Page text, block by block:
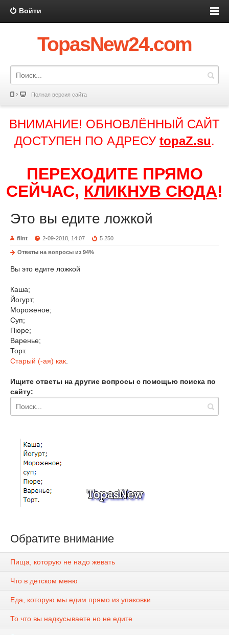
Войти
TopasNew24.com
Полная версия сайта
ВНИМАНИЕ! ОБНОВЛЁННЫЙ САЙТ
ДОСТУПЕН ПО АДРЕСУ topaZ.su.
ПЕРЕХОДИТЕ ПРЯМО
СЕЙЧАС, КЛИКНУВ СЮДА!
Это вы едите ложкой
flint 2-09-2018, 14:07 5 250
Ответы на вопросы из 94%
Вы это едите ложкой
Каша;
Йогурт;
Мороженое;
Суп;
Пюре;
Варенье;
Торт.
Старый (-ая) как
Ищите ответы на другие вопросы с помощью поиска по
сайту:
Обратите внимание
Пища, которую не надо жевать
Что в детском меню
Еда, которую мы едим прямо из упаковки
То что вы надкусываете но не едите